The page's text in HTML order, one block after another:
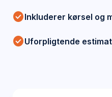
check_circleInkluderer kørsel og
check_circleUforpligtende estimat